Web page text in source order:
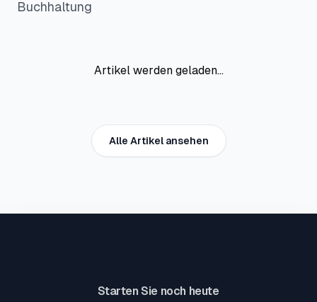
Buchhaltung
Artikel werden geladen...
Alle Artikel ansehen
Starten Sie noch heute